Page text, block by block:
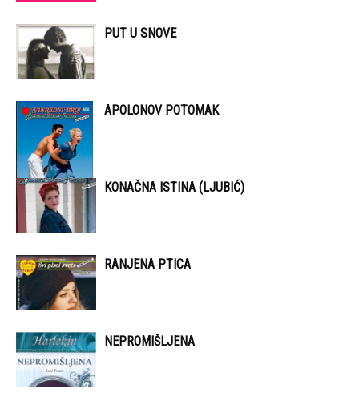
PUT U SNOVE
APOLONOV POTOMAK
KONAČNA ISTINA (LJUBIĆ)
RANJENA PTICA
NEPROMIŠLJENA